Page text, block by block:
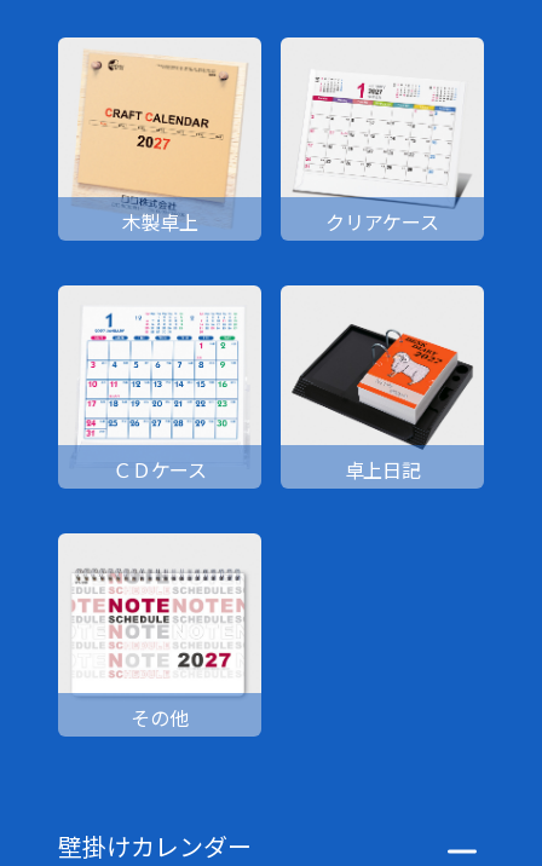
木製卓上 クリアケース
ＣＤケース 卓上日記
その他
壁掛けカレンダー